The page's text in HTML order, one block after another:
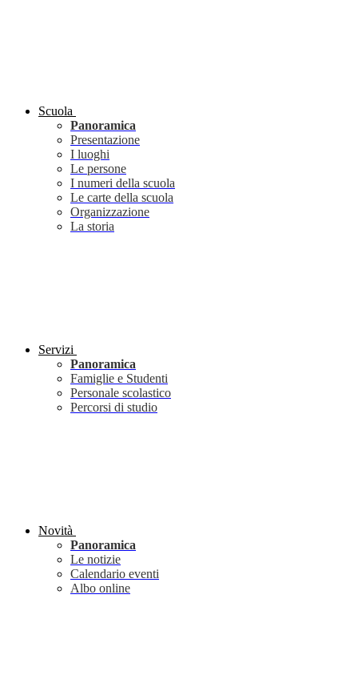
Scuola
Panoramica
Presentazione
I luoghi
Le persone
I numeri della scuola
Le carte della scuola
Organizzazione
La storia
Servizi
Panoramica
Famiglie e Studenti
Personale scolastico
Percorsi di studio
Novità
Panoramica
Le notizie
Calendario eventi
Albo online